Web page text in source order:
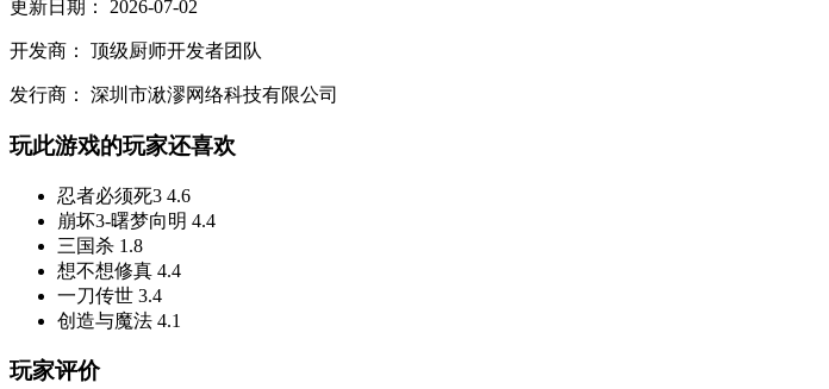
更新日期： 2026-07-02
开发商： 顶级厨师开发者团队
发行商： 深圳市湫漻网络科技有限公司
玩此游戏的玩家还喜欢
忍者必须死3 4.6
崩坏3-曙梦向明 4.4
三国杀 1.8
想不想修真 4.4
一刀传世 3.4
创造与魔法 4.1
玩家评价